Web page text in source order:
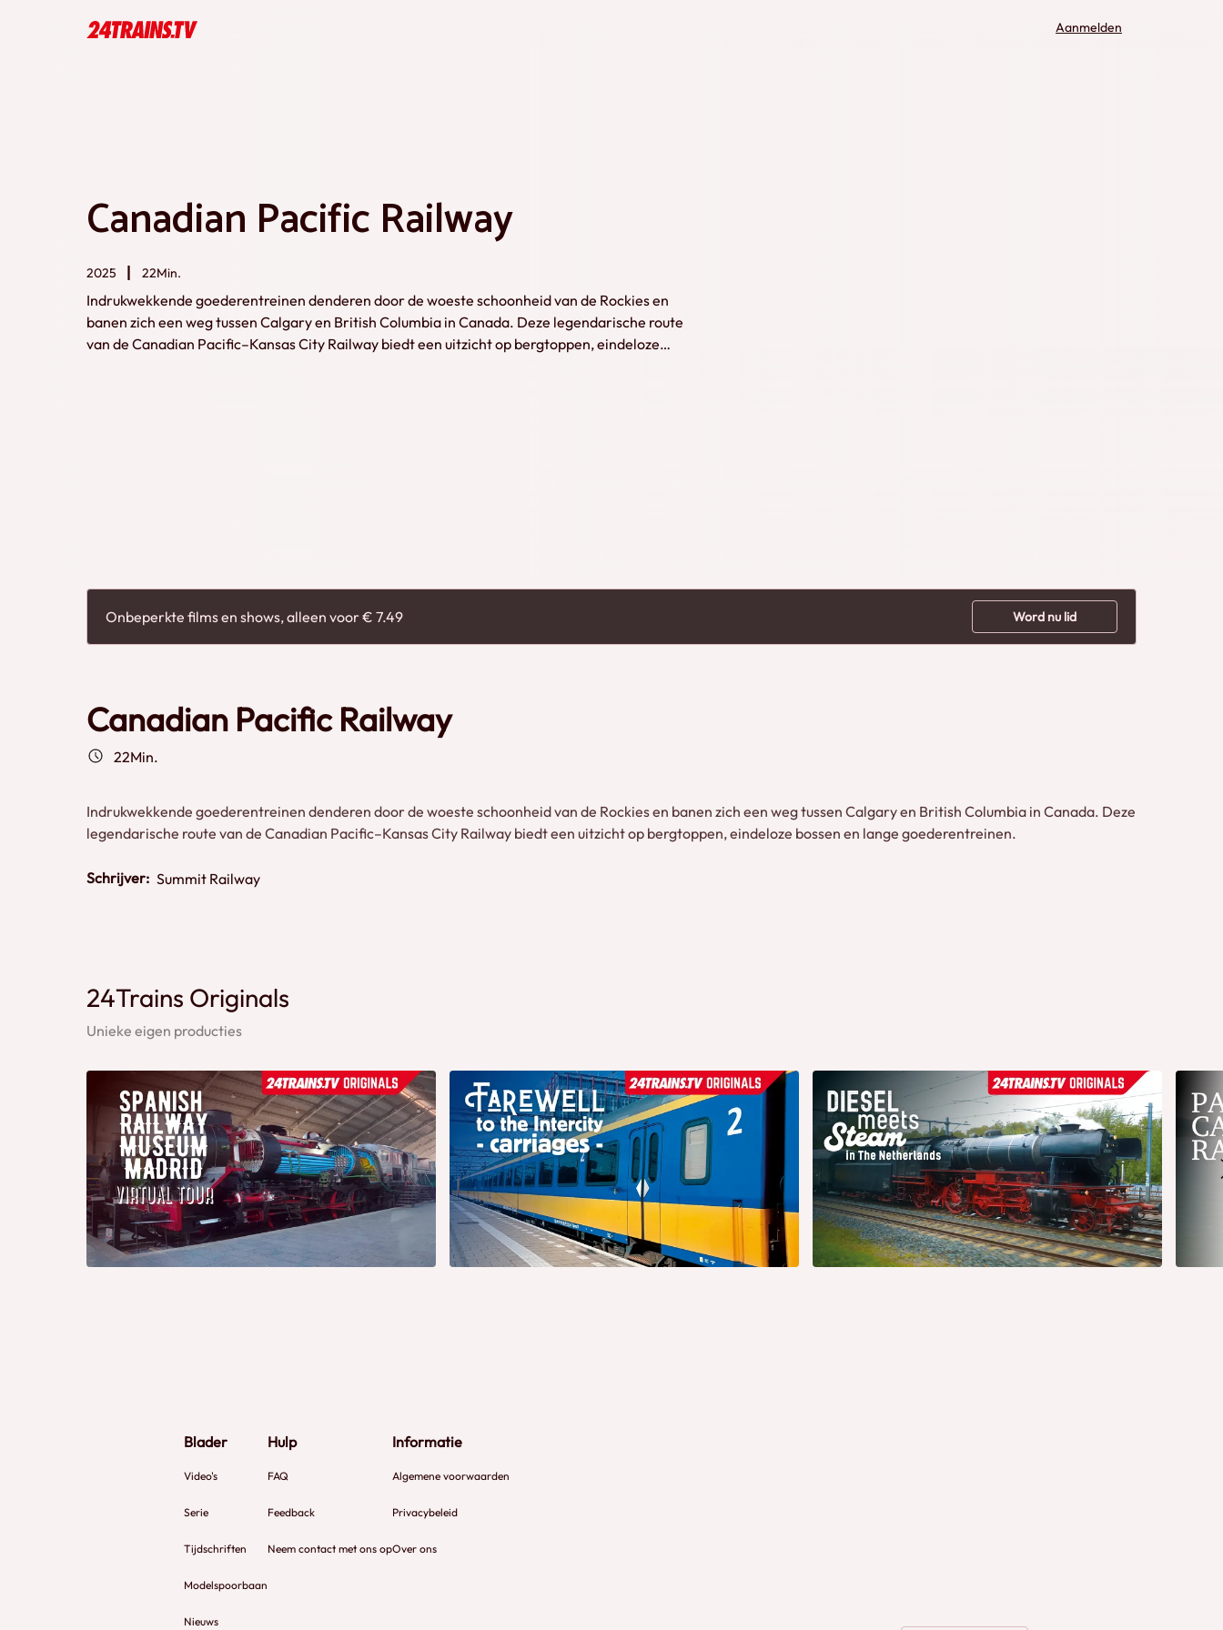
Aanmelden
Canadian Pacific Railway
2025 22Min.
Indrukwekkende goederentreinen denderen door de woeste schoonheid van de Rockies en
banen zich een weg tussen Calgary en British Columbia in Canada. Deze legendarische route
van de Canadian Pacific–Kansas City Railway biedt een uitzicht op bergtoppen, eindeloze
Onbeperkte films en shows, alleen voor € 7.49 Word nu lid
Canadian Pacific Railway
22Min.
Indrukwekkende goederentreinen denderen door de woeste schoonheid van de Rockies en banen zich een weg tussen Calgary en British Columbia in Canada. Deze
legendarische route van de Canadian Pacific–Kansas City Railway biedt een uitzicht op bergtoppen, eindeloze bossen en lange goederentreinen.
Schrijver: Summit Railway
24Trains Originals
Unieke eigen producties
Blader
Video's
Serie
Tijdschriften
Modelspoorbaan
Nieuws
Hulp
FAQ
Feedback
Neem contact met ons op
Informatie
Algemene voorwaarden
Privacybeleid
Over ons